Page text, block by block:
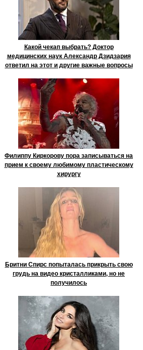
Какой чекап выбрать? Доктор
медицинских наук Александр Дзидзария
ответил на этот и другие важные вопросы
Филиппу Киркорову пора записываться на
прием к своему любимому пластическому
хирургу
Бритни Спирс попыталась прикрыть свою
грудь на видео кристалликами, но не
получилось